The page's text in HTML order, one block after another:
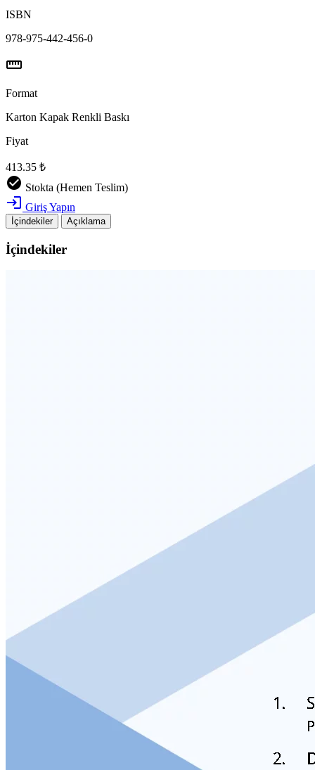
ISBN
978-975-442-456-0
straighten
Format
Karton Kapak Renkli Baskı
Fiyat
413.35 ₺
check_circle Stokta (Hemen Teslim)
login Giriş Yapın
İçindekiler Açıklama
İçindekiler